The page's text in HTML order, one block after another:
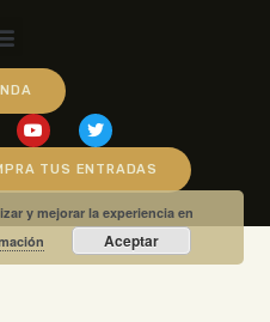
TUS ENTRADAS
y mejorar la experiencia en
Aceptar